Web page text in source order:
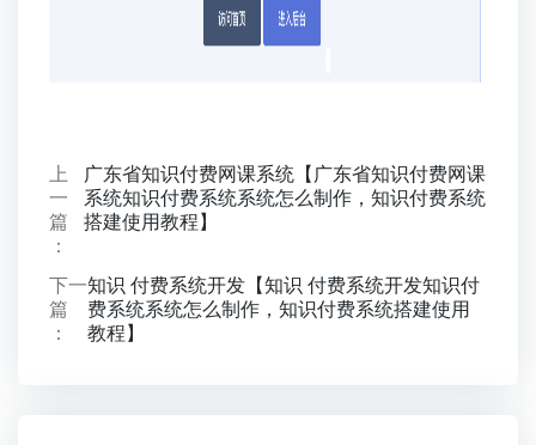
上
一
篇
：
广东省知识付费网课系统【广东省知识付费网课
系统知识付费系统系统怎么制作，知识付费系统
搭建使用教程】
下一
篇
：
知识 付费系统开发【知识 付费系统开发知识付
费系统系统怎么制作，知识付费系统搭建使用
教程】